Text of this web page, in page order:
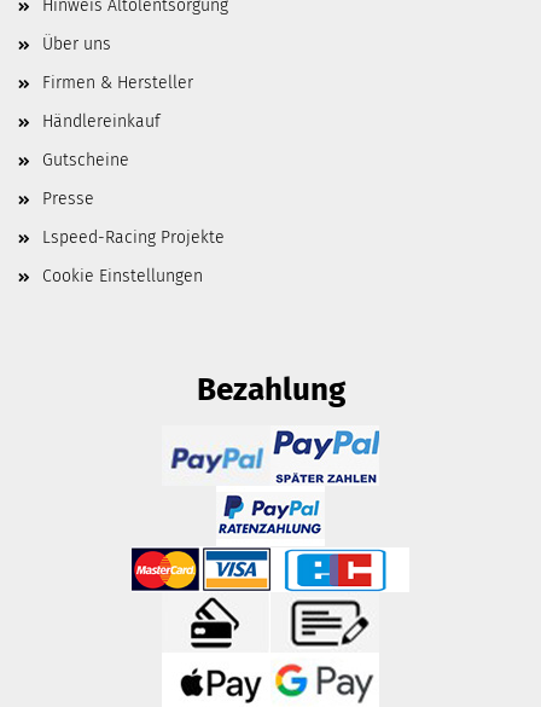
Hinweis Altölentsorgung
Über uns
Firmen & Hersteller
Händlereinkauf
Gutscheine
Presse
Lspeed-Racing Projekte
Cookie Einstellungen
Bezahlung